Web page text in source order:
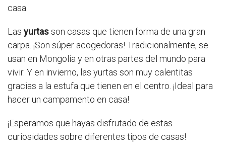
casa.
Las yurtasson casas que tienen forma de una gran
carpa. ¡Son súper acogedoras! Tradicionalmente, se
usan en Mongolia y en otras partes del mundo para
vivir. Y en invierno, las yurtas son muy calentitas
gracias a la estufa que tienen en el centro. ¡Ideal para
hacer un campamento en casa!
¡Esperamos que hayas disfrutado de estas
curiosidades sobre diferentes tipos de casas!